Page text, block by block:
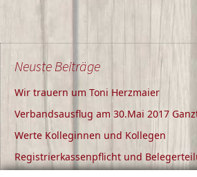
Neuste Beiträge
Wir trauern um Toni Herzmaier
Verbandsausflug am 30.Mai 2017
Werte Kolleginnen und Kollegen
Registrierkassenpflicht und